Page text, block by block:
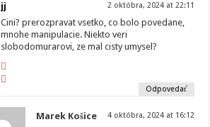
jj 2 októbra, 2024 at 22:11
Cini? prerozpravat vsetko, co bolo povedane,
mnohe manipulacie. Niekto veri
slobodomurarovi, ze mal cisty umysel?
Odpovedať
Marek Košice 4 októbra, 2024 at 16:12